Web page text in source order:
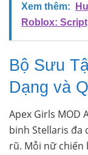
Xem thêm:
Roblox:
Bộ Sưu
Dạng và
Apex Girls MOD
binh Stellaris đa
rũ. Mỗi nữ chiến